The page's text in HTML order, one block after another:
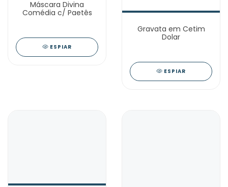
Máscara Divina
Comédia c/ Paetês
ESPIAR
Gravata em Cetim
Dolar
ESPIAR